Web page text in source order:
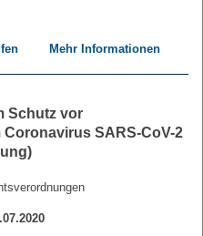
Mehr Informationen
Schutz vor
SARS-CoV-2